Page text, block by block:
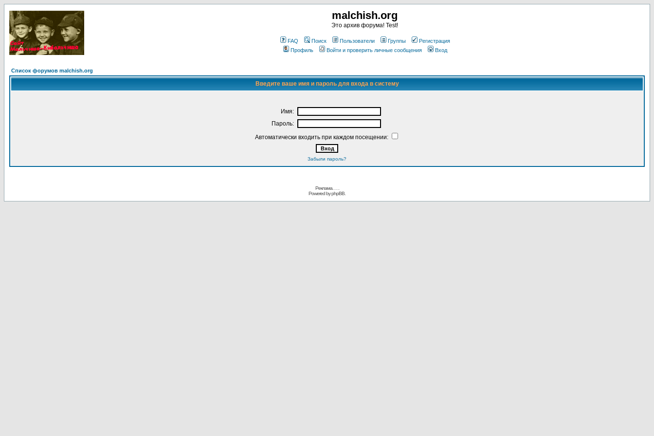
malchish.org
Это архив форума! Test!
FAQ Поиск Пользователи Группы
Регистрация
Профиль
Войти и проверить личные сообщения Вход
Список форумов malchish.org
Введите ваше имя и пароль для входа в систему
Имя:
Пароль:
Автоматически входить при каждом посещении:
Забыли пароль?
Реклама. . .
Powered byphpBB.